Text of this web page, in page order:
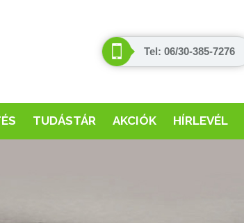
Tel: 06/30-385-7276
TUDÁSTÁR AKCIÓK HÍRLEVÉL